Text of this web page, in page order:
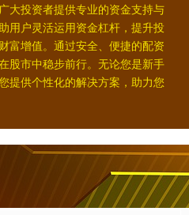
大投资者提供专业的资金支持与
用户灵活运用资金杠杆，提升投
富增值。通过安全、便捷的配资
股市中稳步前行。无论您是新手
提供个性化的解决方案，助力您